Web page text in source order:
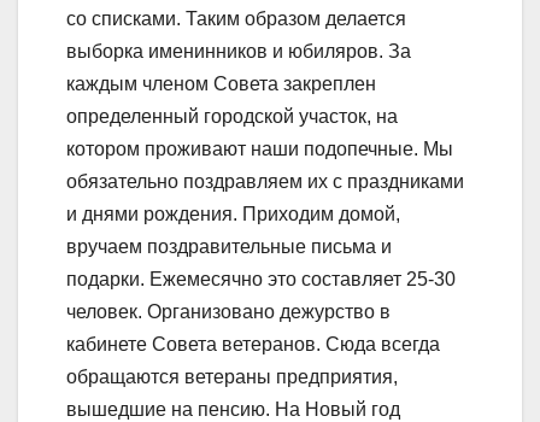
со списками. Таким образом делается
выборка именинников и юбиляров. За
каждым членом Совета закреплен
определенный городской участок, на
котором проживают наши подопечные. Мы
обязательно поздравляем их с праздниками
и днями рождения. Приходим домой,
вручаем поздравительные письма и
подарки. Ежемесячно это составляет 25-30
человек. Организовано дежурство в
кабинете Совета ветеранов. Сюда всегда
обращаются ветераны предприятия,
вышедшие на пенсию. На Новый год